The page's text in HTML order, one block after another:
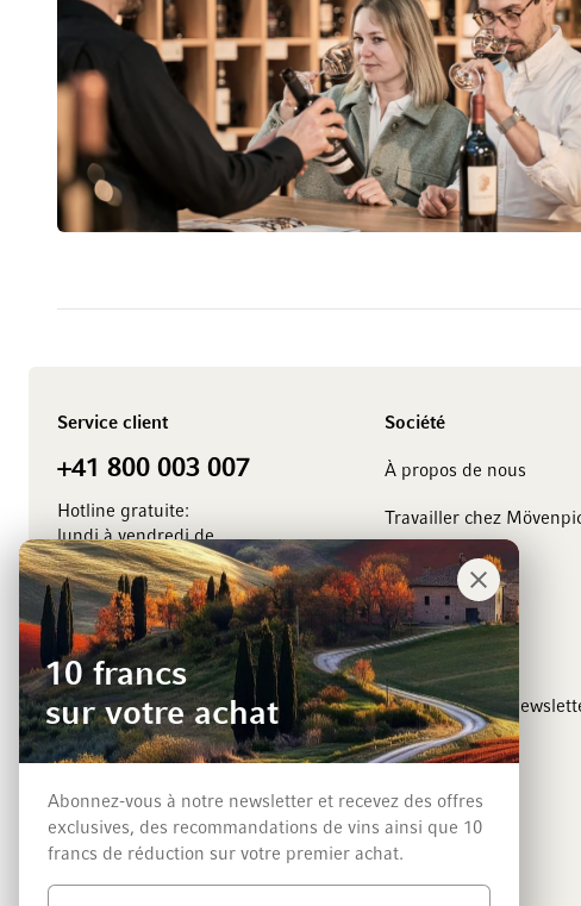
Service client
+41 800 003 007
Hotline gratuite:
lundi à vendredi de
8.00 à 18.00 heures
Contact
Société
À propos de nous
Travailler chez
Management
Événements
Inscription a la
10 francs
sur votre achat
Abonnez-vous à notre newsletter et recevez des offres
exclusives, des recommandations de vins ainsi que 10
francs de réduction sur votre premier achat.